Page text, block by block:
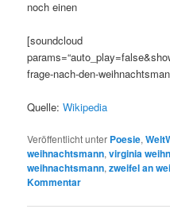
noch einen
[soundcloud
frage-nach-den-
Quelle:Wikipedia
Veröffentlicht unter Poesie,
weihnachtsmann,virginia
weihnachtsmann,zweifel an
Kommentar